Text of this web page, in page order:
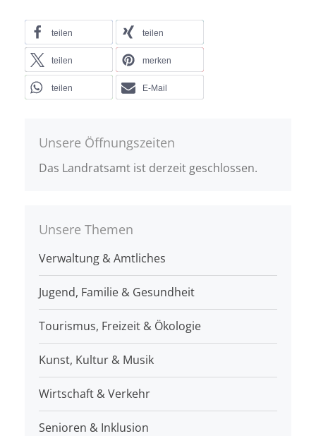
teilen teilen
teilen merken
teilen E-Mail
Unsere Öffnungszeiten
Das Landratsamt ist derzeit geschlossen.
Unsere Themen
Verwaltung & Amtliches
Jugend, Familie & Gesundheit
Tourismus, Freizeit & Ökologie
Kunst, Kultur & Musik
Wirtschaft & Verkehr
Senioren & Inklusion